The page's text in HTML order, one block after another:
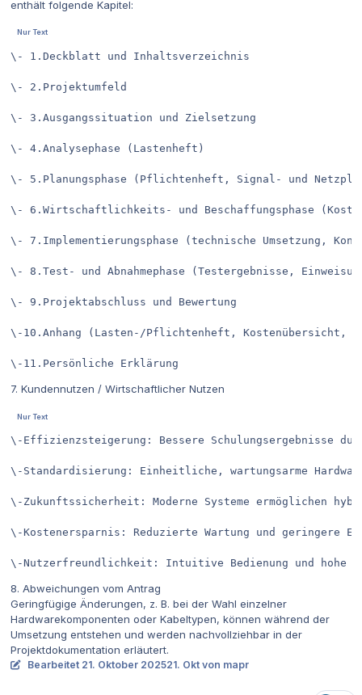
enthält folgende Kapitel:
\- 1.Deckblatt und Inhaltsverzeichnis
\- 2.Projektumfeld
\- 3.Ausgangssituation und Zielsetzung
\- 4.Analysephase (Lastenheft)
\- 5.Planungsphase (Pflichtenheft, Signal- und
\- 6.Wirtschaftlichkeits- und Beschaffungsphase
\- 7.Implementierungsphase (technische Umsetzung,
\- 8.Test- und Abnahmephase (Testergebnisse,
\- 9.Projektabschluss und Bewertung
\-10.Anhang (Lasten-/Pflichtenheft, Kostenübersicht,
\-11.Persönliche Erklärung
7. Kundennutzen / Wirtschaftlicher Nutzen
\-Effizienzsteigerung: Bessere Schulungsergebnisse
\-Standardisierung: Einheitliche, wartungsarme
\-Zukunftssicherheit: Moderne Systeme ermöglichen
\-Kostenersparnis: Reduzierte Wartung und geringere
\-Nutzerfreundlichkeit: Intuitive Bedienung und hohe
8. Abweichungen vom Antrag
Geringfügige Änderungen, z. B. bei der Wahl einzelner
Hardwarekomponenten oder Kabeltypen, können während der
Umsetzung entstehen und werden nachvollziehbar in der
Projektdokumentation erläutert.
Bearbeitet 21. Oktober 202521. Okt von mapr